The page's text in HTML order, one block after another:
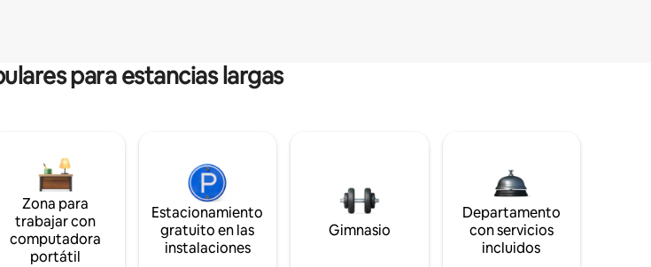
para estancias largas
Zona para
trabajar con
computadora
portátil
Estacionamiento
gratuito en las
instalaciones
Gimnasio
Departamento
con servicios
incluidos